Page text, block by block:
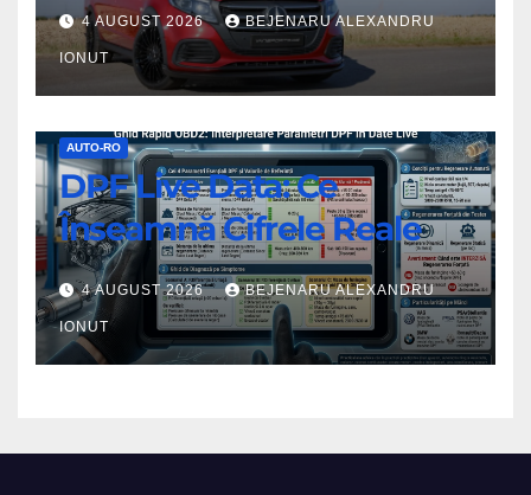
4×4
VANSPORTS
VP
Spirit
4 AUGUST 2026 BEJENARU ALEXANDRU
IONUT
DPF
Live
Data:
Ce
Înseamnă
Cifrele
Reale
AUTO-RO
DPF Live Data: Ce
Înseamnă Cifrele Reale
4 AUGUST 2026 BEJENARU ALEXANDRU
IONUT